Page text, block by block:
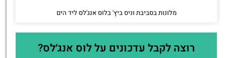
מלונות בסביבת וניס ביץ' בלוס אנג'לס ליד הים
רוצה לקבל עדכונים על לוס אנג׳לס?